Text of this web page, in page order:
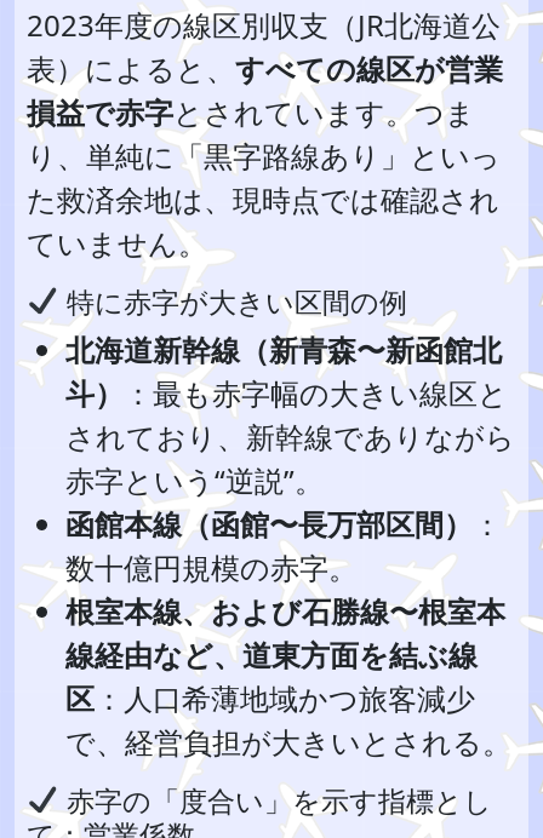
2023年度の線区別収支（JR北海道公
表）によると、 すべての線区が営業
損益で赤字とされています。つま
り、単純に「黒字路線あり」といっ
た救済余地は、現時点では確認され
ていません。
特に赤字が大きい区間の例
北海道新幹線（新青森〜新函館北
斗）
：最も赤字幅の大きい線区と
されており、新幹線でありながら
赤字という“逆説”。
函館本線（函館〜長万部区間）
：
数十億円規模の赤字。
根室本線、および石勝線〜根室本
線経由など、道東方面を結ぶ線
区 ：人口希薄地域かつ旅客減少
で、経営負担が大きいとされる。
赤字の「度合い」を示す指標とし